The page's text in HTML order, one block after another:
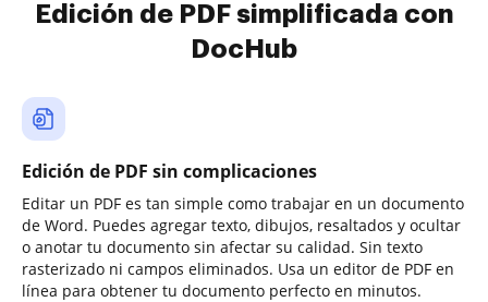
Edición de PDF simplificada con
DocHub
Edición de PDF sin complicaciones
Editar un PDF es tan simple como trabajar en un documento
de Word. Puedes agregar texto, dibujos, resaltados y ocultar
o anotar tu documento sin afectar su calidad. Sin texto
rasterizado ni campos eliminados. Usa un editor de PDF en
línea para obtener tu documento perfecto en minutos.